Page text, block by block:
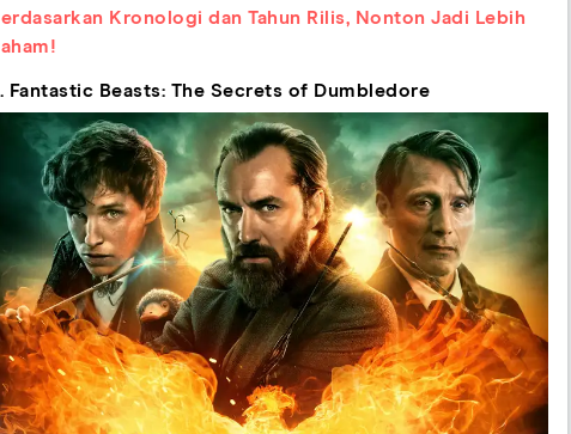
Kronologi dan Tahun Rilis, Nonton Jadi Lebih
Fantastic Beasts: The Secrets of Dumbledore